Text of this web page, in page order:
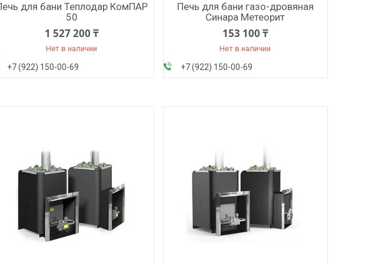
для бани Теплодар КомПАР
50
1 527 200 ₸
Нет в наличии
+7 (922) 150-00-69
Печь для бани газо-дровяная
Синара Метеорит
153 100 ₸
Нет в наличии
+7 (922) 150-00-69